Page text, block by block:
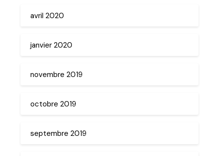
avril 2020
janvier 2020
novembre 2019
octobre 2019
septembre 2019